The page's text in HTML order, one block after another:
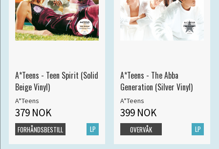
A*Teens - Teen Spirit (Solid
Beige Vinyl)
A*Teens
379 NOK
LP
FORHÅNDSBESTILL
A*Teens - The Abba
Generation (Silver Vinyl)
A*Teens
399 NOK
LP
OVERVÅK